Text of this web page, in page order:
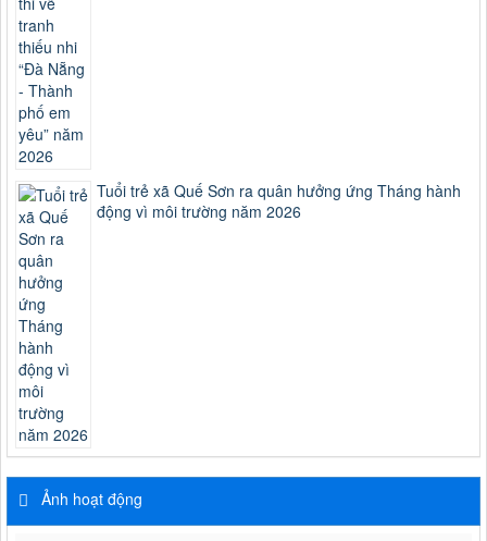
Tuổi trẻ xã Quế Sơn ra quân hưởng ứng Tháng hành
động vì môi trường năm 2026
Ảnh hoạt động